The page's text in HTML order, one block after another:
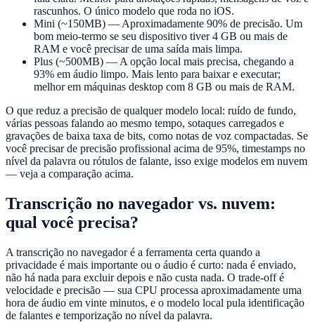
rascunhos. O único modelo que roda no iOS.
Mini (~150MB) — Aproximadamente 90% de precisão. Um
bom meio-termo se seu dispositivo tiver 4 GB ou mais de
RAM e você precisar de uma saída mais limpa.
Plus (~500MB) — A opção local mais precisa, chegando a
93% em áudio limpo. Mais lento para baixar e executar;
melhor em máquinas desktop com 8 GB ou mais de RAM.
O que reduz a precisão de qualquer modelo local: ruído de fundo,
várias pessoas falando ao mesmo tempo, sotaques carregados e
gravações de baixa taxa de bits, como notas de voz compactadas. Se
você precisar de precisão profissional acima de 95%, timestamps no
nível da palavra ou rótulos de falante, isso exige modelos em nuvem
— veja a comparação acima.
Transcrição no navegador vs. nuvem:
qual você precisa?
A transcrição no navegador é a ferramenta certa quando a
privacidade é mais importante ou o áudio é curto: nada é enviado,
não há nada para excluir depois e não custa nada. O trade-off é
velocidade e precisão — sua CPU processa aproximadamente uma
hora de áudio em vinte minutos, e o modelo local pula identificação
de falantes e temporização no nível da palavra.